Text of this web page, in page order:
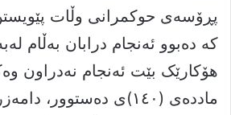
پڕۆسەى حوکمرانى وڵات
کە دەبوو ئەنجام درابان بەڵام
هۆکارێک بێت ئەنجام نەدراون
ماددەى (١٤٠)ى دەستوور،